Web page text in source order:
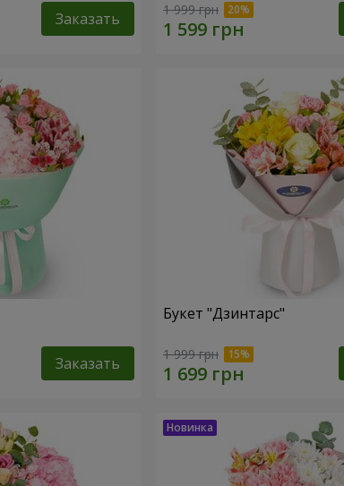
Заказать 1 999 грн
Заказать
Букет "Дзинтарс"
1 999 грн